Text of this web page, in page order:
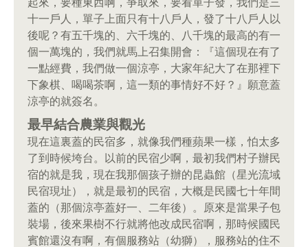
十一戶人，單子上面只有十八戶人，發了十八戶人以
後呢？有五千塊的、六千塊的、八千塊的最高的有一
個一萬塊的，我們就馬上召集開會：『這個現在有了
一點經費，我們做一個涼亭，大家年紀大了在那裡下
下象棋、喝喝茶啊，這一類的事情好不好？』願意蓋
涼亭的就簽名。
最早結合農業與觀光
現在這裏蓋的民宿多，就像我們種蘋果一樣，怕太多
了到時候垮台。以前的民宿少啊，最初我們村子辦民
宿的就是我，現在我那個孩子辦的昆蟲館（星光流域
民宿現址），就是最初的民宿，大概是民國七十年間
蓋的（那個涼亭蓋好一、二年後）。原來是當果子包
裝場，後來果樹不行就將他改成民宿啊，那時候國民
賓館還沒有啊，有個服務站（幼獅），服務站的住不